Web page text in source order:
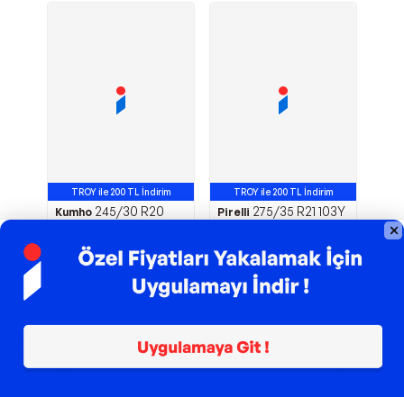
TROY ile 200 TL İndirim
Kumho 245/30 R20
8.222,04TL
TROY ile 200 TL İndirim
Pirelli 275/35 R21 103Y
2026
TL
Sepette17.612,34